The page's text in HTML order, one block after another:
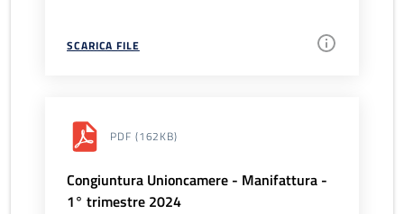
SCARICA FILE
PDF (162KB)
Congiuntura Unioncamere - Manifattura -
1° trimestre 2024